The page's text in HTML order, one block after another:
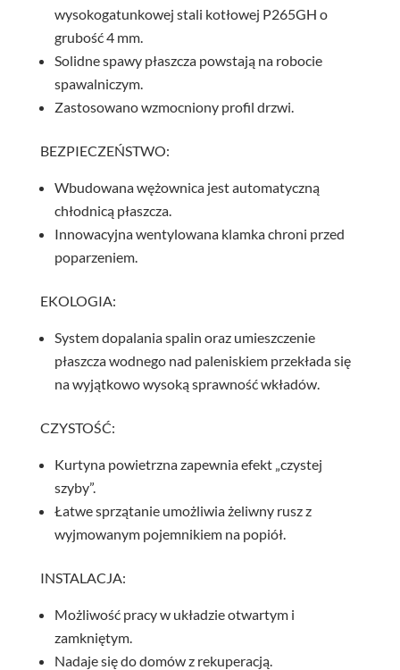
wysokogatunkowej stali kotłowej P265GH o
grubość 4 mm.
Solidne spawy płaszcza powstają na robocie
spawalniczym.
Zastosowano wzmocniony profil drzwi.
BEZPIECZEŃSTWO:
Wbudowana wężownica jest automatyczną
chłodnicą płaszcza.
Innowacyjna wentylowana klamka chroni przed
poparzeniem.
EKOLOGIA:
System dopalania spalin oraz umieszczenie
płaszcza wodnego nad paleniskiem przekłada się
na wyjątkowo wysoką sprawność wkładów.
CZYSTOŚĆ:
Kurtyna powietrzna zapewnia efekt „czystej
szyby”.
Łatwe sprzątanie umożliwia żeliwny rusz z
wyjmowanym pojemnikiem na popiół.
INSTALACJA:
Możliwość pracy w układzie otwartym i
zamkniętym.
Nadaje się do domów z rekuperacją.